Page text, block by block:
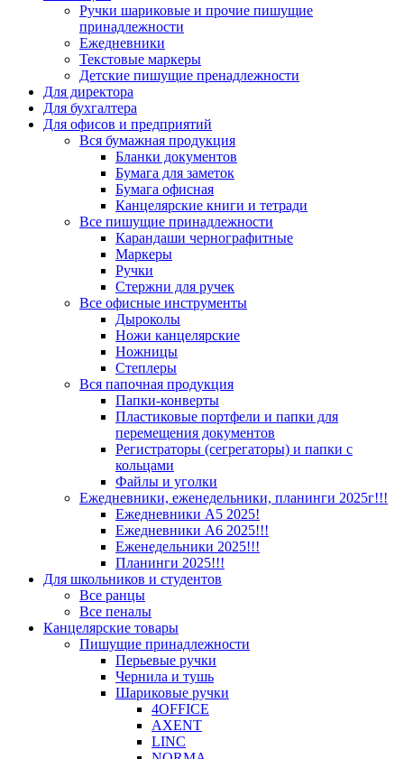
Ручки шариковые и прочие пишущие
принадлежности
Ежедневники
Текстовые маркеры
Детские пишущие пренадлежности
Для директора
Для бухгалтера
Для офисов и предприятий
Вся бумажная продукция
Бланки документов
Бумага для заметок
Бумага офисная
Канцелярские книги и тетради
Все пишущие принадлежности
Карандаши чернографитные
Маркеры
Ручки
Стержни для ручек
Все офисные инструменты
Дыроколы
Ножи канцелярские
Ножницы
Степлеры
Вся папочная продукция
Папки-конверты
Пластиковые портфели и папки для
перемещения документов
Регистраторы (сегрегаторы) и папки с
кольцами
Файлы и уголки
Ежедневники, еженедельники, планинги 2025г!!!
Ежедневники А5 2025!
Ежедневники А6 2025!!!
Еженедельники 2025!!!
Планинги 2025!!!
Для школьников и студентов
Все ранцы
Все пеналы
Канцелярские товары
Пишущие принадлежности
Перьевые ручки
Чернила и тушь
Шариковые ручки
4OFFICE
AXENT
LINC